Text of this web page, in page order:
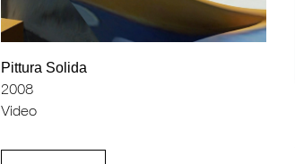
Pittura Solida
2008
Video